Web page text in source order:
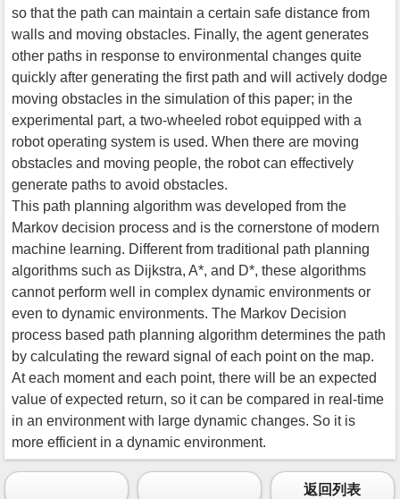
so that the path can maintain a certain safe distance from
walls and moving obstacles. Finally, the agent generates
other paths in response to environmental changes quite
quickly after generating the first path and will actively dodge
moving obstacles in the simulation of this paper; in the
experimental part, a two-wheeled robot equipped with a
robot operating system is used. When there are moving
obstacles and moving people, the robot can effectively
generate paths to avoid obstacles.
This path planning algorithm was developed from the
Markov decision process and is the cornerstone of modern
machine learning. Different from traditional path planning
algorithms such as Dijkstra, A*, and D*, these algorithms
cannot perform well in complex dynamic environments or
even to dynamic environments. The Markov Decision
process based path planning algorithm determines the path
by calculating the reward signal of each point on the map.
At each moment and each point, there will be an expected
value of expected return, so it can be compared in real-time
in an environment with large dynamic changes. So it is
more efficient in a dynamic environment.
返回列表